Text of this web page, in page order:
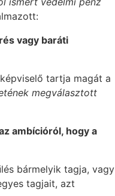
vagy baráti
tartja magát a
megválasztott
ambícióról, hogy a
bármelyik tagja, vagy
tagjait, azt